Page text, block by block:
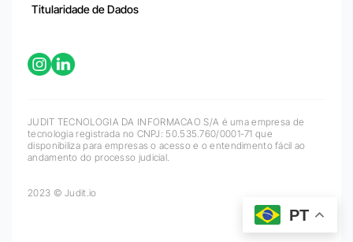
Titularidade de Dados
JUDIT TECNOLOGIA DA INFORMACAO S/A é uma empresa de
tecnologia registrada no CNPJ: 50.535.760/0001-71 que
disponibiliza para empresas o acesso e o entendimento fácil ao
andamento do processo judicial.
2023 © Judit.io
PT